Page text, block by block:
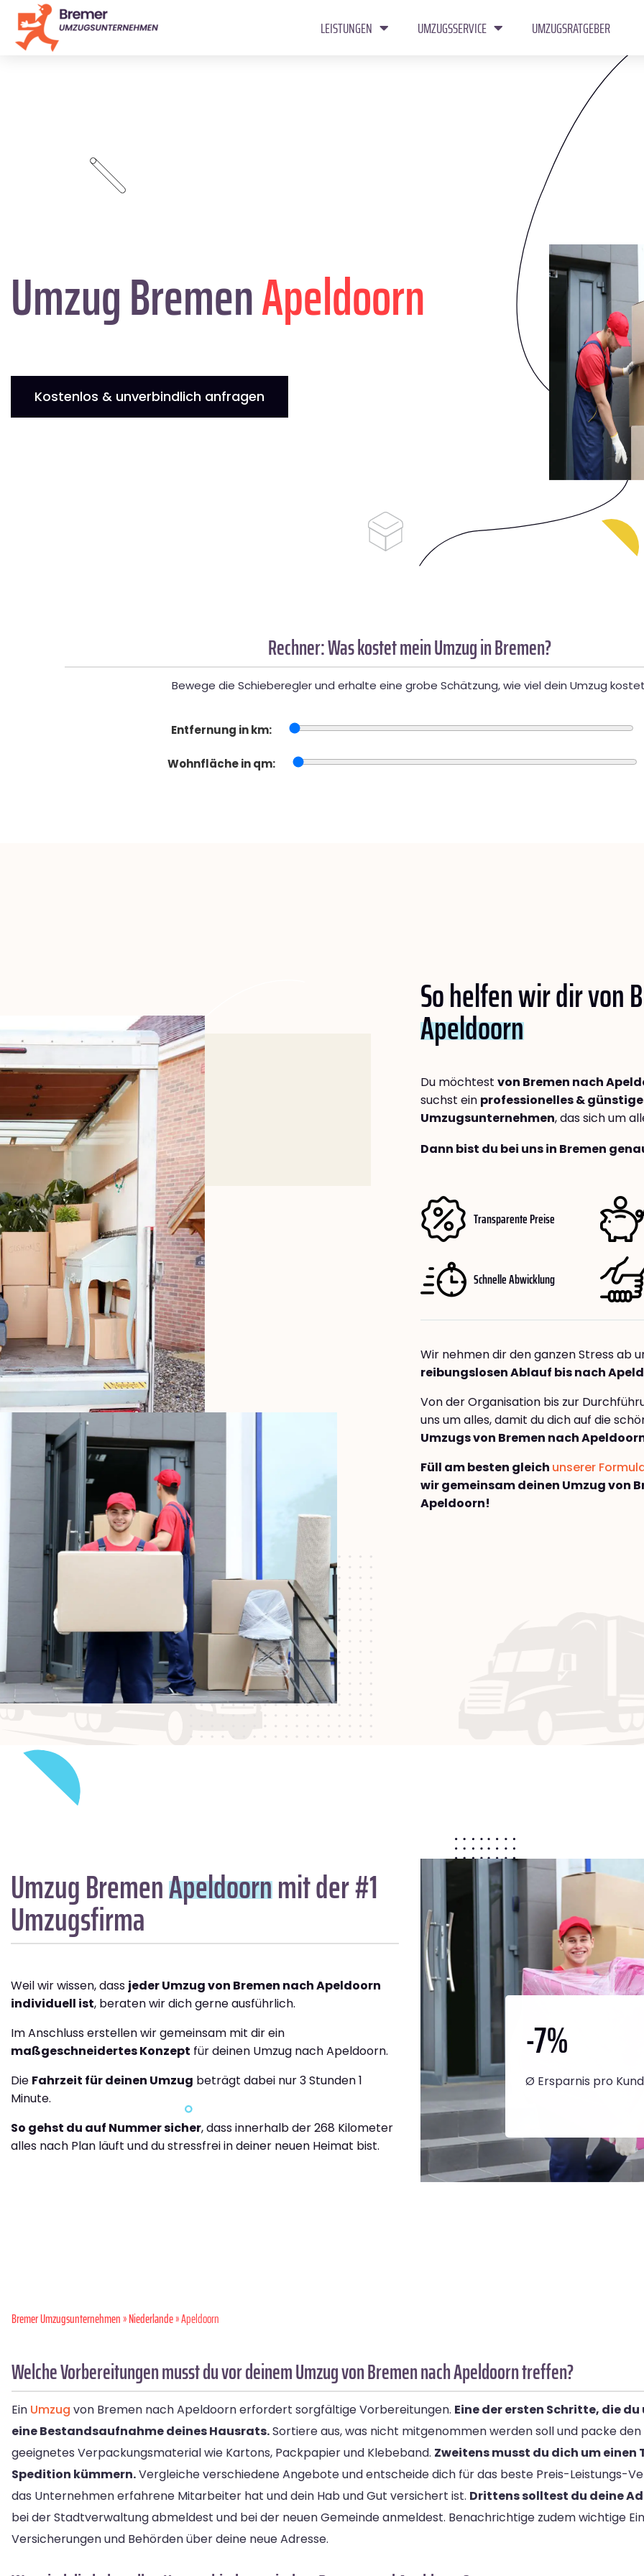
LEISTUNGEN UMZUGSSERVICE UMZUGSRATGEBER
Umzug BremenApeldoorn
Kostenlos & unverbindlich anfragen
Rechner: Was kostet mein Umzug in Bremen?
Bewege die Schieberegler und erhalte eine grobe Schätzung, wie viel dein Umzug
Entfernung in km:
Wohnfläche in qm:
So helfen wir dir von
Apeldoorn
Du möchtest von Bremen nach
suchst ein professionelles &
Umzugsunternehmen, das sich um
Dann bist du bei uns in Bremen
Transparente Preise
Schnelle Abwicklung
Wir nehmen dir den ganzen Stress ab
reibungslosen Ablauf bis nach
Von der Organisation bis zur
uns um alles, damit du dich auf die
Umzugs von Bremen nach
Füll am besten gleich unserer
wir gemeinsam deinen Umzug von
Apeldoorn!
Umzug BremenApeldoornmit der #1
Umzugsfirma
Weil wir wissen, dass jeder Umzug von Bremen nach Apeldoorn
individuell ist, beraten wir dich gerne ausführlich.
Im Anschluss erstellen wir gemeinsam mit dir ein
maßgeschneidertes Konzept für deinen Umzug nach Apeldoorn.
Die Fahrzeit für deinen Umzug beträgt dabei nur 3 Stunden 1
Minute.
So gehst du auf Nummer sicher, dass innerhalb der 268 Kilometer
alles nach Plan läuft und du stressfrei in deiner neuen Heimat bist.
-7%
Ø Ersparnis pro
Bremer Umzugsunternehmen»Niederlande» Apeldoorn
Welche Vorbereitungen musst du vor deinem Umzug von Bremen nach Apeldoorn treffen?
Ein Umzug von Bremen nach Apeldoorn erfordert sorgfältige Vorbereitungen. Eine der ersten Schritte, die
eine Bestandsaufnahme deines Hausrats.Sortiere aus, was nicht mitgenommen werden soll und packe den
geeignetes Verpackungsmaterial wie Kartons, Packpapier und Klebeband. Zweitens musst du dich um einen
Spedition kümmern.Vergleiche verschiedene Angebote und entscheide dich für das beste Preis-Leistungs-
das Unternehmen erfahrene Mitarbeiter hat und dein Hab und Gut versichert ist. Drittens solltest du deine
bei der Stadtverwaltung abmeldest und bei der neuen Gemeinde anmeldest. Benachrichtige zudem wichtige
Versicherungen und Behörden über deine neue Adresse.